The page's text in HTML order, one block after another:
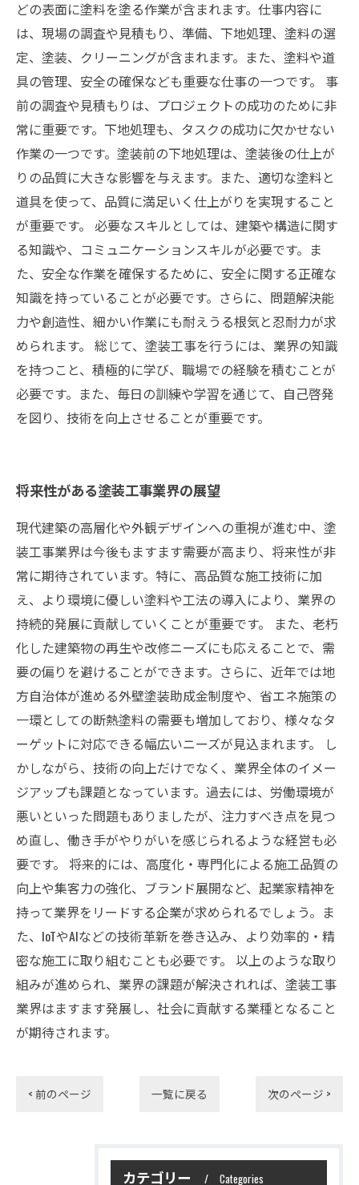
どの表面に塗料を塗る作業が含まれます。仕事内容に
は、現場の調査や見積もり、準備、下地処理、塗料の選
定、塗装、クリーニングが含まれます。また、塗料や道
具の管理、安全の確保なども重要な仕事の一つです。 事
前の調査や見積もりは、プロジェクトの成功のために非
常に重要です。下地処理も、タスクの成功に欠かせない
作業の一つです。塗装前の下地処理は、塗装後の仕上が
りの品質に大きな影響を与えます。また、適切な塗料と
道具を使って、品質に満足いく仕上がりを実現すること
が重要です。 必要なスキルとしては、建築や構造に関す
る知識や、コミュニケーションスキルが必要です。ま
た、安全な作業を確保するために、安全に関する正確な
知識を持っていることが必要です。さらに、問題解決能
力や創造性、細かい作業にも耐えうる根気と忍耐力が求
められます。 総じて、塗装工事を行うには、業界の知識
を持つこと、積極的に学び、職場での経験を積むことが
必要です。また、毎日の訓練や学習を通じて、自己啓発
を図り、技術を向上させることが重要です。
将来性がある塗装工事業界の展望
現代建築の高層化や外観デザインへの重視が進む中、塗
装工事業界は今後もますます需要が高まり、将来性が非
常に期待されています。特に、高品質な施工技術に加
え、より環境に優しい塗料や工法の導入により、業界の
持続的発展に貢献していくことが重要です。 また、老朽
化した建築物の再生や改修ニーズにも応えることで、需
要の偏りを避けることができます。さらに、近年では地
方自治体が進める外壁塗装助成金制度や、省エネ施策の
一環としての断熱塗料の需要も増加しており、様々なタ
ーゲットに対応できる幅広いニーズが見込まれます。 し
かしながら、技術の向上だけでなく、業界全体のイメー
ジアップも課題となっています。過去には、労働環境が
悪いといった問題もありましたが、注力すべき点を見つ
め直し、働き手がやりがいを感じられるような経営も必
要です。 将来的には、高度化・専門化による施工品質の
向上や集客力の強化、ブランド展開など、起業家精神を
持って業界をリードする企業が求められるでしょう。ま
た、IoTやAIなどの技術革新を巻き込み、より効率的・精
密な施工に取り組むことも必要です。 以上のような取り
組みが進められ、業界の課題が解決されれば、塗装工事
業界はますます発展し、社会に貢献する業種となること
が期待されます。
< 前のページ 一覧に戻る 次のページ >
カテゴリー Categories